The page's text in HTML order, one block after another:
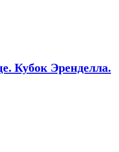
Кубок Эренделла.